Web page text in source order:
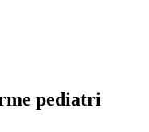
pediatri